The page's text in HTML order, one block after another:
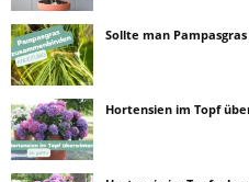
Sollte man
Hortensien im Topf